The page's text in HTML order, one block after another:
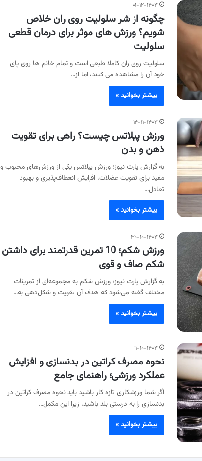
۰۱-۱۲-۱۴۰۳
چگونه از شر سلولیت روی ران خلاص
شویم؟ ورزش های موثر برای درمان قطعی
سلولیت
سلولیت روی ران کاملا طبعی است و تمام خانم ها روی پای
خود آن را مشاهده می کنند، اما از…
بیشتر بخوانید »
۱۴-۱۱-۱۴۰۳
ورزش پیلاتس چیست؟ راهی برای تقویت
ذهن و بدن
به گزارش پارت نیوز؛ ورزش پیلاتس یکی از ورزش‌های محبوب و
مفید برای تقویت عضلات، افزایش انعطاف‌پذیری و بهبود
تعادل…
بیشتر بخوانید »
۳۰-۱۰-۱۴۰۳
ورزش شکم؛ 10 تمرین قدرتمند برای داشتن
شکم صاف و قوی
به گزارش پارت نیوز؛ ورزش شکم به مجموعه‌ای از تمرینات
مختلف گفته می‌شود که هدف آن تقویت و شکل‌دهی به…
بیشتر بخوانید »
۱۱-۱۰-۱۴۰۳
نحوه مصرف کراتین در بدنسازی و افزایش
عملکرد ورزشی؛ راهنمای جامع
اگر شما ورزشکاری تازه کار باشید باید نحوه مصرف کراتین در
بدنسازی را به درستی بلد باشید، زیرا این مکمل…
بیشتر بخوانید »